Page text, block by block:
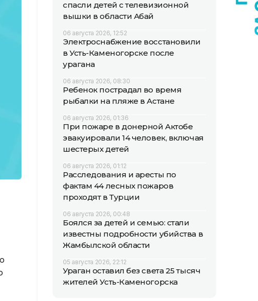
спасли детей с телевизионной
вышки в области Абай
06 августа 2026, 12:52
Электроснабжение восстановили
в Усть-Каменогорске после
урагана
06 августа 2026, 08:30
Ребенок пострадал во время
рыбалки на пляже в Астане
06 августа 2026, 01:36
При пожаре в донерной Актобе
эвакуировали 14 человек, включая
шестерых детей
06 августа 2026, 01:12
Расследования и аресты по
фактам 44 лесных пожаров
проходят в Турции
06 августа 2026, 00:48
Боялся за детей и семью: стали
известны подробности убийства в
Жамбылской области
05 августа 2026, 22:12
Ураган оставил без света 25 тысяч
жителей Усть-Каменогорска